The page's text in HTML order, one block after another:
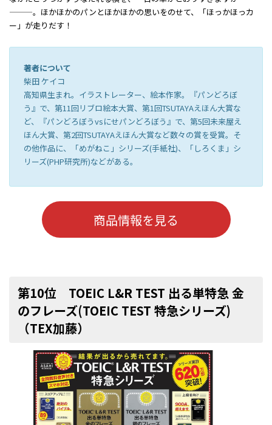
―――。ほかほかのパンとほかほかの思いをのせて、「ほっかほっカ
ー」が走りだす！
著者について
柴田 ケイコ
高知県生まれ。イラストレーター、絵本作家。『パンどろぼ
う』で、第11回リブロ絵本大賞、第1回TSUTAYAえほん大賞な
ど、『パンどろぼうvsにせパンどろぼう』で、第5回未来屋え
ほん大賞、第2回TSUTAYAえほん大賞など数々の賞を受賞。そ
の他作品に、「めがねこ」シリーズ(手紙社)、「しろくま」シ
リーズ(PHP研究所)などがある。
商品情報を見る
第10位 TOEIC L&R TEST 出る単特急 金
のフレーズ(TOEIC TEST 特急シリーズ)
（TEX加藤）